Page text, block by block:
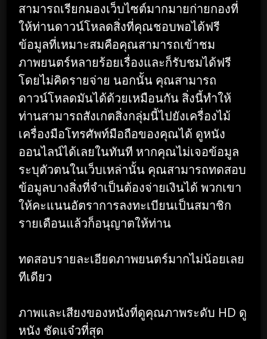
สามารถเรียกมองเว็บไซต์มากมายก่ายกองที่
ให้ท่านดาวน์โหลดสิ่งที่คุณชอบพอได้ฟรี
ข้อมูลที่เหมาะสมคือคุณสามารถเข้าชม
ภาพยนตร์หลายร้อยเรื่องและก็รับชมได้ฟรี
โดยไม่คิดรายจ่าย นอกนั้น คุณสามารถ
ดาวน์โหลดมันได้ด้วยเหมือนกัน สิ่งนี้ทำให้
ท่านสามารถสังเกตสิ่งกลุ่มนี้ไปยังเครื่องไม้
เครื่องมือโทรศัพท์มือถือของคุณได้ ดูหนัง
ออนไลน์ได้เลยในทันที หากคุณไม่เจอข้อมูล
ระบุตัวตนในเว็บเหล่านั้น คุณสามารถทดสอบ
ข้อมูลบางสิ่งที่จำเป็นต้องจ่ายเงินได้ พวกเขา
ให้คะแนนอัตราการลงทะเบียนเป็นสมาชิก
รายเดือนแล้วก็อนุญาตให้ท่าน
ทดสอบรายละเอียดภาพยนตร์มากไม่น้อยเลย
ทีเดียว
ภาพและเสียงของหนังที่ดูคุณภาพระดับ HD ดู
หนัง ชัดแจ๋วที่สุด